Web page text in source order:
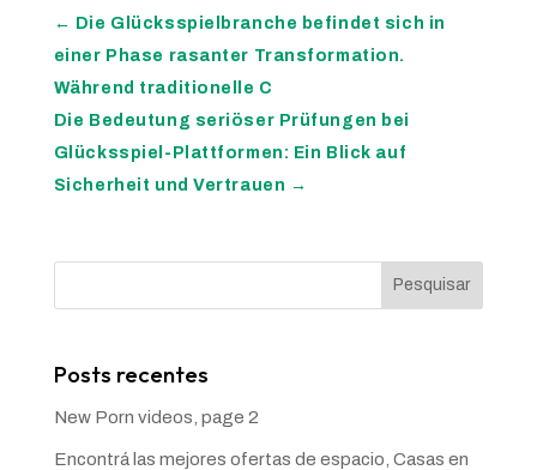
← Die Glücksspielbranche befindet sich in
einer Phase rasanter Transformation.
Während traditionelle C
Die Bedeutung seriöser Prüfungen bei
Glücksspiel-Plattformen: Ein Blick auf
Sicherheit und Vertrauen →
Pesquisar
Posts recentes
New Porn videos, page 2
Encontrá las mejores ofertas de espacio, Casas en